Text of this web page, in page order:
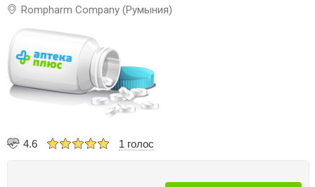
Rompharm Company (Румыния)
4.6 1 голос